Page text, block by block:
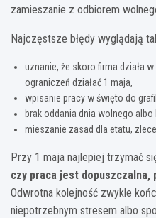
zamieszanie z odbiorem
Najczęstsze błędy wyglądają
uznanie, że skoro firma działa
ograniczeń działać 1 maja,
wpisanie pracy w święto do
brak oddania dnia wolnego
mieszanie zasad dla etatu,
Przy 1 maja najlepiej trzymać
czy praca jest dopuszczalna,
Odwrotna kolejność zwykle
niepotrzebnym stresem albo